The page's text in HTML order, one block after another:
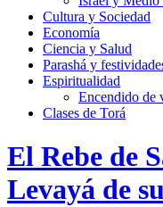
Cultura y Sociedad
Economía
Ciencia y Salud
Parashá y
Espiritualidad
Encendido de
Clases de Torá
El Rebe de
Levayá de